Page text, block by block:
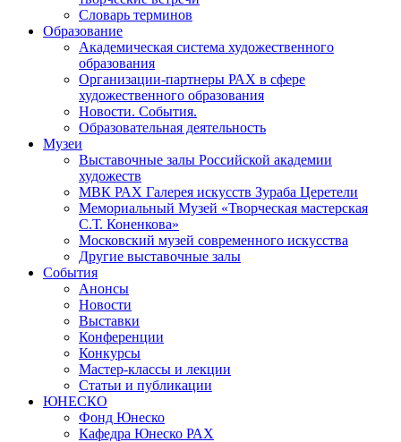
Словарь терминов
Образование
Академическая система художественного
образования
Организации-партнеры РАХ в сфере
художественного образования
Новости. События.
Образовательная деятельность
Музеи
Выставочные залы Российской академии
художеств
МВК РАХ Галерея искусств Зураба Церетели
Мемориальный Музей «Творческая мастерская
С.Т. Коненкова»
Московский музей современного искусства
Другие выставочные залы
События
Анонсы
Новости
Выставки
Конференции
Конкурсы
Мастер-классы и лекции
Статьи и публикации
ЮНЕСКО
Фонд Юнеско
Кафедра Юнеско РАХ